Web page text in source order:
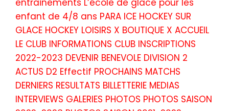
entrainements L’école de glace pour les
enfant de 4/8 ans PARA ICE HOCKEY SUR
GLACE HOCKEY LOISIRS X BOUTIQUE X ACCUEIL
LE CLUB INFORMATIONS CLUB INSCRIPTIONS
2022-2023 DEVENIR BENEVOLE DIVISION 2
ACTUS D2 Effectif PROCHAINS MATCHS
DERNIERS RESULTATS BILLETTERIE MEDIAS
INTERVIEWS GALERIES PHOTOS PHOTOS SAISON